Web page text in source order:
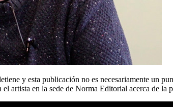
y esta publicación no es necesariamente un
artista en la sede de Norma Editorial acerca de